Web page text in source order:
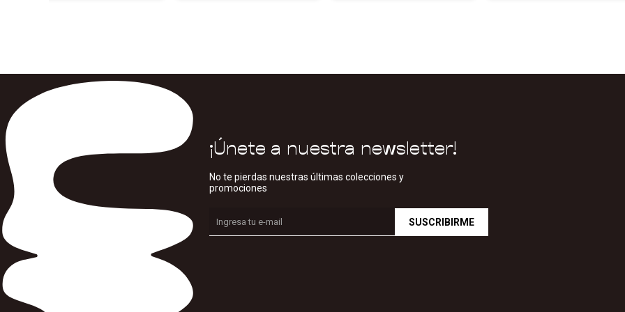
¡Únete a nuestra newsletter!
No te pierdas nuestras últimas colecciones y
promociones
SUSCRIBIRME